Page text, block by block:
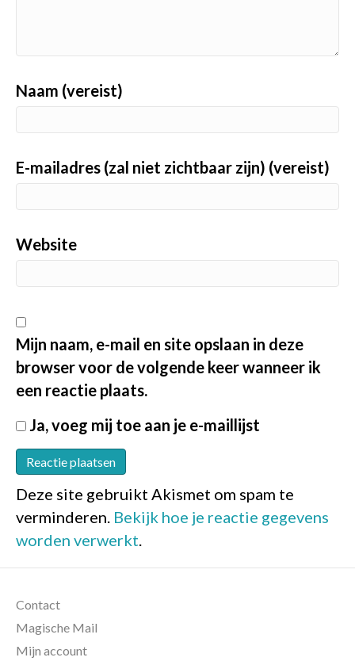
Naam (vereist)
E-mailadres (zal niet zichtbaar zijn) (vereist)
Website
Mijn naam, e-mail en site opslaan in deze
browser voor de volgende keer wanneer ik
een reactie plaats.
Ja, voeg mij toe aan je e-maillijst
Deze site gebruikt Akismet om spam te
verminderen. Bekijk hoe je reactie gegevens
worden verwerkt.
Contact
Magische Mail
Mijn account